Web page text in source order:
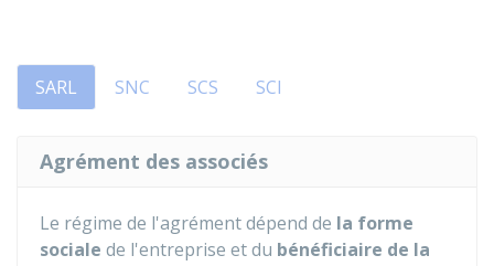
SARL SNC SCS SCI
Agrément des associés
Le régime de l'agrément dépend de la forme
sociale de l'entreprise et du bénéficiaire de la